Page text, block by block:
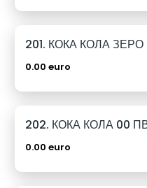
201. КОКА КОЛА
0.00 euro
202. КОКА КОЛА 00
0.00 euro